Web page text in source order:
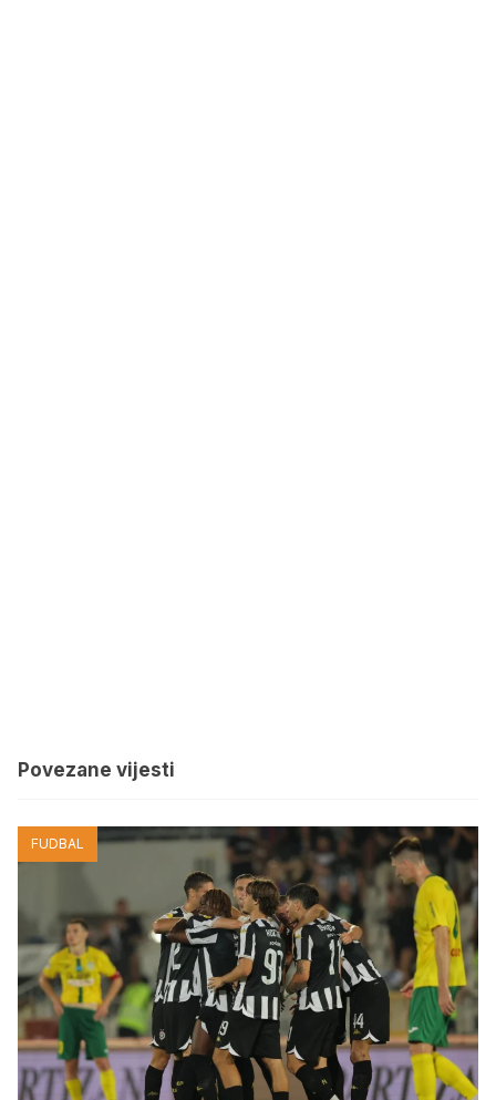
Povezane vijesti
FUDBAL